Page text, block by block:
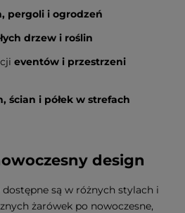
pergoli i ogrodzeń
drzew i roślin
eventów i przestrzeni
ścian i półek w strefach
design
są w różnych stylach i
żarówek po nowoczesne,